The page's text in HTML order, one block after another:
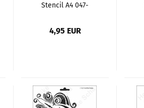
Stencil A4 047-
4,95 EUR